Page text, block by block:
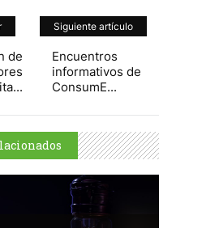
de
Siguiente artículo
Encuentros
informativos de
ConsumE...